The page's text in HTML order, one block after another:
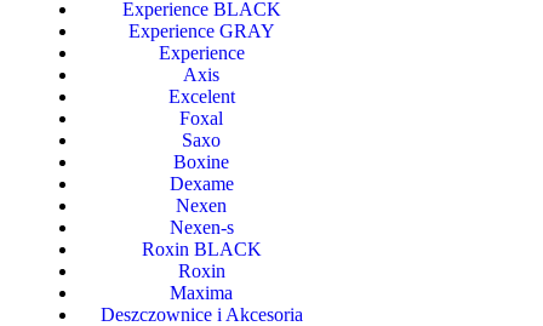
Experience BLACK
Experience GRAY
Experience
Axis
Excelent
Foxal
Saxo
Boxine
Dexame
Nexen
Nexen-s
Roxin BLACK
Roxin
Maxima
Deszczownice i Akcesoria